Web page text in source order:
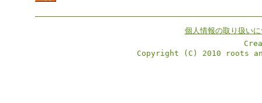
個人情報の取り扱い
Copyright (C) 2010 roots